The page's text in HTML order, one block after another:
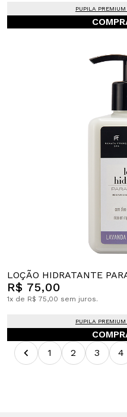
PUPILA
LOÇÃO HIDRATANTE
R$ 75,00
1x de R$ 75,00 sem juros.
PUPILA
1
2 3 4